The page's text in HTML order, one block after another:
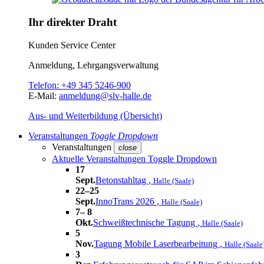
Ihr direkter Draht
Kunden Service Center
Anmeldung, Lehrgangsverwaltung
Telefon: +49 345 5246-900
E-Mail: anmeldung@slv-halle.de
Aus- und Weiterbildung (Übersicht)
Veranstaltungen Toggle Dropdown
Veranstaltungen
close
Aktuelle Veranstaltungen Toggle Dropdown
17
Sept.Betonstahltag , Halle (Saale)
22–25
Sept.InnoTrans 2026 , Halle (Saale)
7– 8
Okt.Schweißtechnische Tagung , Halle (Saale)
5
Nov.Tagung Mobile Laserbearbeitung , Halle
3